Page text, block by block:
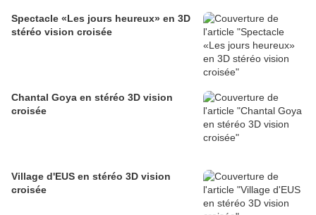
Spectacle «Les jours heureux» en 3D
stéréo vision croisée
Chantal Goya en stéréo 3D vision
croisée
Village d'EUS en stéréo 3D vision
croisée